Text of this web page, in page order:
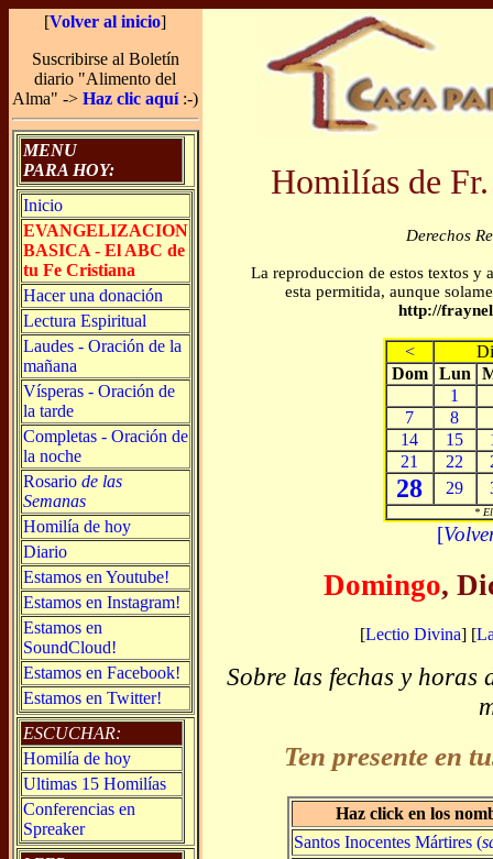
[Volver al inicio]
Suscribirse al Boletín
diario "Alimento del
Alma" ->Haz clic aquí:-)
MENU
PARA HOY:
Inicio
EVANGELIZACION
BASICA - El ABC de
tu Fe Cristiana
Hacer una donación
Lectura Espiritual
Laudes - Oración de la
mañana
Vísperas - Oración de
la tarde
Completas - Oración de
la noche
Rosario de las
Semanas
Homilía de hoy
Diario
Estamos en Youtube!
Estamos en Instagram!
Estamos en
SoundCloud!
Estamos en Facebook!
Estamos en Twitter!
ESCUCHAR:
Homilía de hoy
Ultimas 15 Homilías
Conferencias en
Spreaker
Homilías de
Derechos
La reproduccion de estos textos y
esta permitida, aunque
http://
<
Dom Lun
1
7
8
14
15
21
22
28 29
*
[
Domingo,
[Lectio Divina] [
Sobre las fechas y horas
Ten presente en
Haz click en los
Santos Inocentes Mártires (